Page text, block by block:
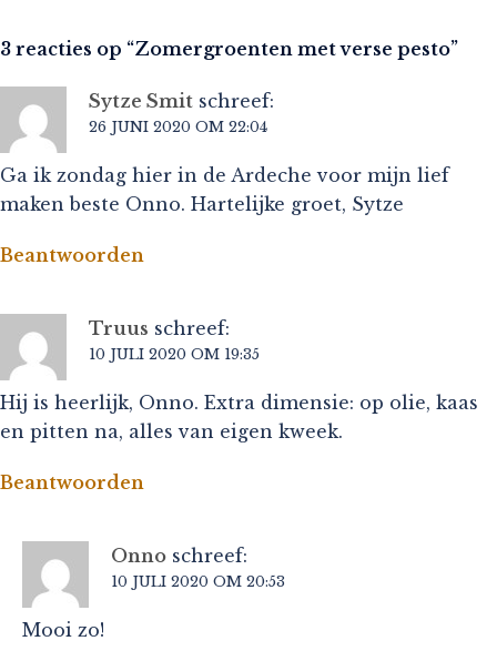
3 reacties op “Zomergroenten met verse pesto”
Sytze Smit schreef:
26 JUNI 2020 OM 22:04
Ga ik zondag hier in de Ardeche voor mijn lief
maken beste Onno. Hartelijke groet, Sytze
Beantwoorden
Truus schreef:
10 JULI 2020 OM 19:35
Hij is heerlijk, Onno. Extra dimensie: op olie, kaas
en pitten na, alles van eigen kweek.
Beantwoorden
Onno schreef:
10 JULI 2020 OM 20:53
Mooi zo!